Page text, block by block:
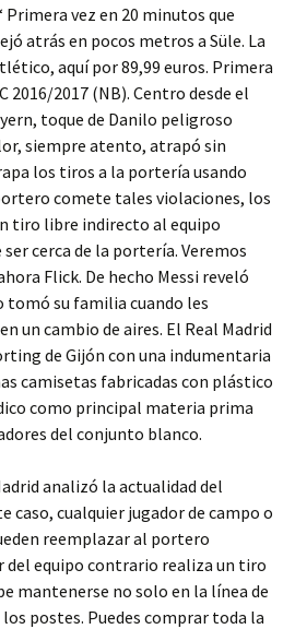
Primera vez en 20 minutos que
atrás en pocos metros a Süle. La
aquí por 89,99 euros. Primera
2016/2017 (NB). Centro desde el
toque de Danilo peligroso
siempre atento, atrapó sin
los tiros a la portería usando
comete tales violaciones, los
tiro libre indirecto al equipo
cerca de la portería. Veremos
Flick. De hecho Messi reveló
tomó su familia cuando les
un cambio de aires. El Real Madrid
de Gijón con una indumentaria
camisetas fabricadas con plástico
como principal materia prima
del conjunto blanco.
analizó la actualidad del
caso, cualquier jugador de campo o
reemplazar al portero
del equipo contrario realiza un tiro
mantenerse no solo en la línea de
postes. Puedes comprar toda la